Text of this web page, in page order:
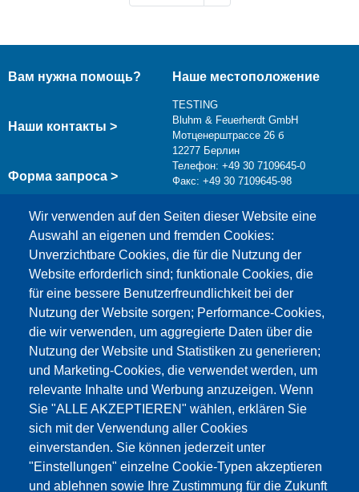
Wir verwenden auf den Seiten dieser Website eine
Auswahl an eigenen und fremden Cookies:
Unverzichtbare Cookies, die für die Nutzung der
Website erforderlich sind; funktionale Cookies, die
für eine bessere Benutzerfreundlichkeit bei der
Nutzung der Website sorgen; Performance-Cookies,
die wir verwenden, um aggregierte Daten über die
Nutzung der Website und Statistiken zu generieren;
und Marketing-Cookies, die verwendet werden, um
relevante Inhalte und Werbung anzuzeigen. Wenn
Sie "ALLE AKZEPTIEREN" wählen, erklären Sie
sich mit der Verwendung aller Cookies
einverstanden. Sie können jederzeit unter
"Einstellungen" einzelne Cookie-Typen akzeptieren
und ablehnen sowie Ihre Zustimmung für die Zukunft
Вам нужна помощь?
Наши контакты >
Форма запроса >
Наше местоположение
TESTING
Bluhm & Feuerherdt GmbH
Мотценерштрассе 26 б
12277 Берлин
Телефон: +49 30 7109645-0
Факс: +49 30 7109645-98
info@testing.de
Этот материал заблокирован, потому что
файлы cookie Google Maps не были приняты.
НЕОБХОДИМО ПРИНЯТЬ ТОЛЬКО
ФАЙЛЫ COOKIE GOOGLE MAPS.
Alle Cookies akzeptieren